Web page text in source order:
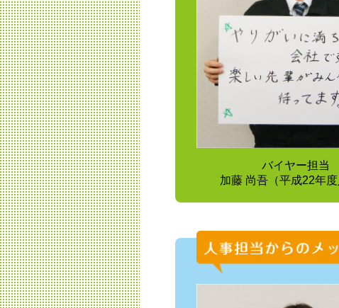
バイヤー担当
加藤 尚吾（平成22年度